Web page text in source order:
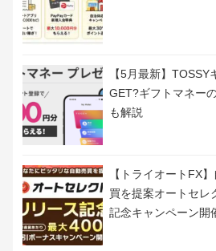
【5月最新】
GET?ギフトマネー
も解説
【トライオートFX
買を提案オートセレ
記念キャンペーン開